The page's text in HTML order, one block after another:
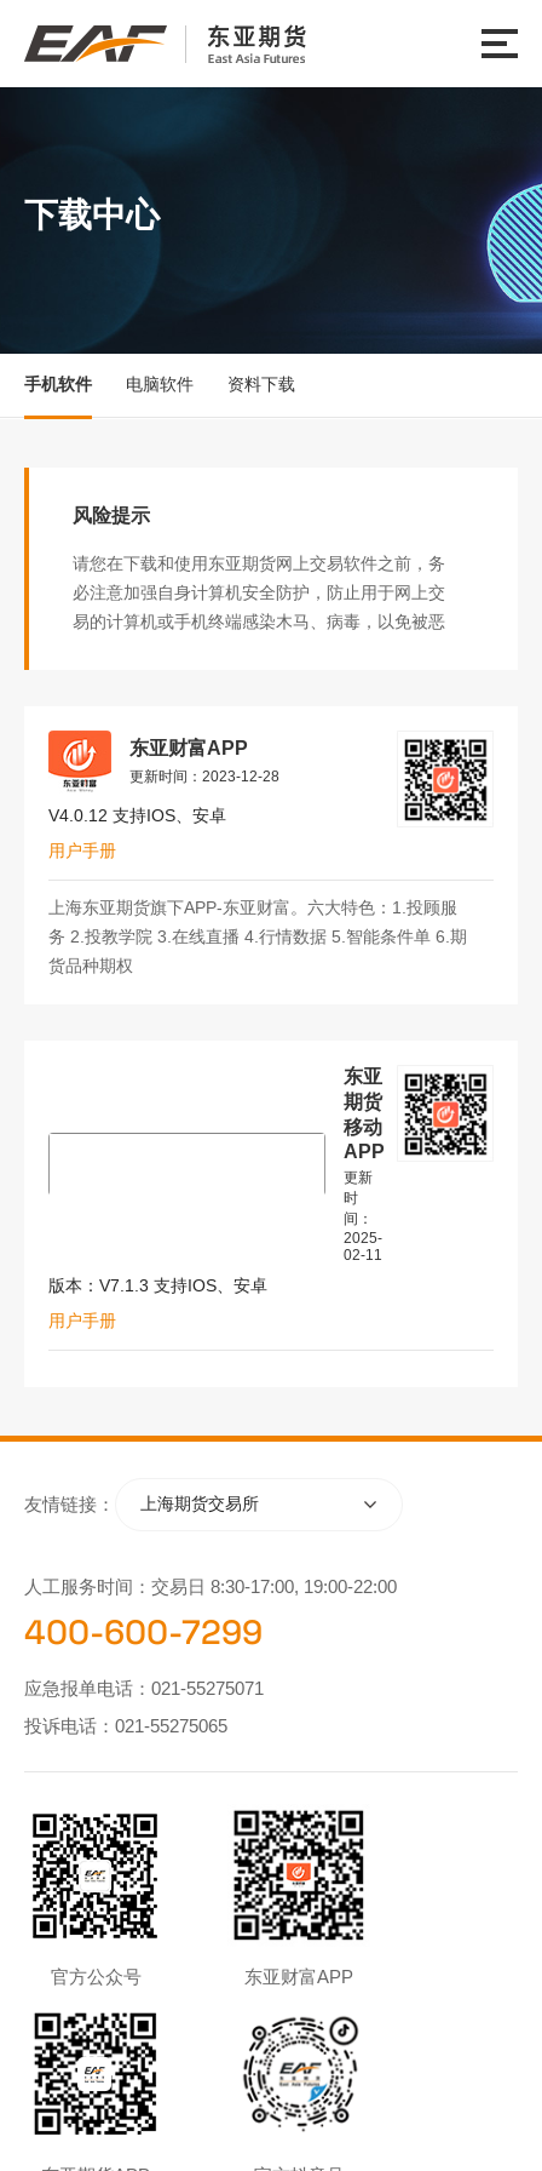
下载中心
手机软件 电脑软件 资料下载
风险提示
请您在下载和使用东亚期货网上交易软件之前，务
必注意加强自身计算机安全防护，防止用于网上交
易的计算机或手机终端感染木马、病毒，以免被恶
读风险提示书。一经使用东亚期货的网上交易软
件，视为您已经认可提示！
东亚财富APP
更新时间：2023-12-28
V4.0.12 支持IOS、安卓
用户手册
上海东亚期货旗下APP-东亚财富。六大特色：1.投顾服
务 2.投教学院 3.在线直播 4.行情数据 5.智能条件单 6.期
货品种期权
东亚
期货
移动
APP
更新
时
间：
2025-
02-11
版本：V7.1.3 支持IOS、安卓
用户手册
友情链接： 上海期货交易所
人工服务时间：交易日 8:30-17:00, 19:00-22:00
400-600-7299
应急报单电话： 021-55275071
投诉电话： 021-55275065
官方公众号 东亚财富APP